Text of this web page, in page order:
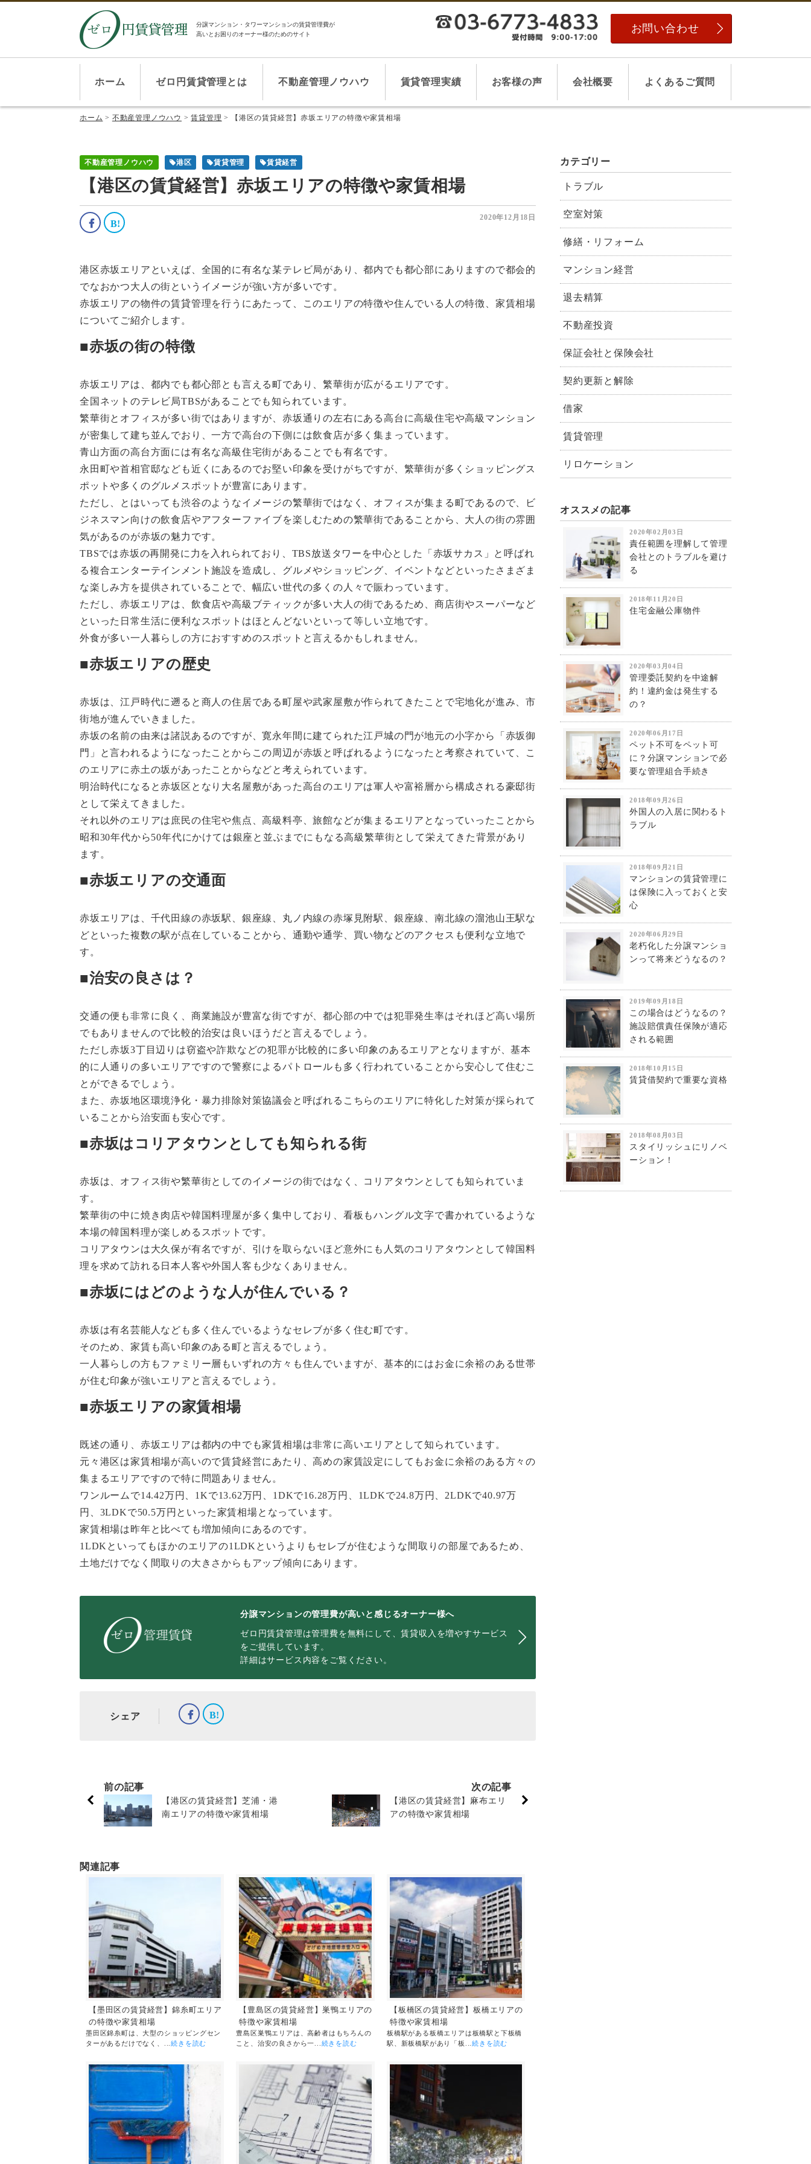
分譲マンション・タワーマンションの賃貸管理費が
高いとお困りのオーナー様のためのサイト
お問い合わせ
ホーム ゼロ円賃貸管理とは 不動産管理ノウハウ 賃貸管理実績 お客様の声 会社概要 よくあるご質問
ホーム > 不動産管理ノウハウ >賃貸管理 > 【港区の賃貸経営】赤坂エリアの特徴や家賃相場
不動産管理ノウハウ 港区 賃貸管理 賃貸経営
【港区の賃貸経営】赤坂エリアの特徴や家賃相場
2020年12月18日
港区赤坂エリアといえば、全国的に有名な某テレビ局があり、都内でも都心部にありますので都会的
でなおかつ大人の街というイメージが強い方が多いです。
赤坂エリアの物件の賃貸管理を行うにあたって、このエリアの特徴や住んでいる人の特徴、家賃相場
についてご紹介します。
■赤坂の街の特徴
赤坂エリアは、都内でも都心部とも言える町であり、繁華街が広がるエリアです。
全国ネットのテレビ局TBSがあることでも知られています。
繁華街とオフィスが多い街ではありますが、赤坂通りの左右にある高台に高級住宅や高級マンション
が密集して建ち並んでおり、一方で高台の下側には飲食店が多く集まっています。
青山方面の高台方面には有名な高級住宅街があることでも有名です。
永田町や首相官邸なども近くにあるのでお堅い印象を受けがちですが、繁華街が多くショッピングス
ポットや多くのグルメスポットが豊富にあります。
ただし、とはいっても渋谷のようなイメージの繁華街ではなく、オフィスが集まる町であるので、ビ
ジネスマン向けの飲食店やアフターファイブを楽しむための繁華街であることから、大人の街の雰囲
気があるのが赤坂の魅力です。
TBSでは赤坂の再開発に力を入れられており、TBS放送タワーを中心とした「赤坂サカス」と呼ばれ
る複合エンターテインメント施設を造成し、グルメやショッピング、イベントなどといったさまざま
な楽しみ方を提供されていることで、幅広い世代の多くの人々で賑わっています。
ただし、赤坂エリアは、飲食店や高級ブティックが多い大人の街であるため、商店街やスーパーなど
といった日常生活に便利なスポットはほとんどないといって等しい立地です。
外食が多い一人暮らしの方におすすめのスポットと言えるかもしれません。
■赤坂エリアの歴史
赤坂は、江戸時代に遡ると商人の住居である町屋や武家屋敷が作られてきたことで宅地化が進み、市
街地が進んでいきました。
赤坂の名前の由来は諸説あるのですが、寛永年間に建てられた江戸城の門が地元の小字から「赤坂御
門」と言われるようになったことからこの周辺が赤坂と呼ばれるようになったと考察されていて、こ
のエリアに赤土の坂があったことからなどと考えられています。
明治時代になると赤坂区となり大名屋敷があった高台のエリアは軍人や富裕層から構成される豪邸街
として栄えてきました。
それ以外のエリアは庶民の住宅や焦点、高級料亭、旅館などが集まるエリアとなっていったことから
昭和30年代から50年代にかけては銀座と並ぶまでにもなる高級繁華街として栄えてきた背景があり
ます。
■赤坂エリアの交通面
赤坂エリアは、千代田線の赤坂駅、銀座線、丸ノ内線の赤塚見附駅、銀座線、南北線の溜池山王駅な
どといった複数の駅が点在していることから、通勤や通学、買い物などのアクセスも便利な立地で
す。
■治安の良さは？
交通の便も非常に良く、商業施設が豊富な街ですが、都心部の中では犯罪発生率はそれほど高い場所
でもありませんので比較的治安は良いほうだと言えるでしょう。
ただし赤坂3丁目辺りは窃盗や詐欺などの犯罪が比較的に多い印象のあるエリアとなりますが、基本
的に人通りの多いエリアですので警察によるパトロールも多く行われていることから安心して住むこ
とができるでしょう。
また、赤坂地区環境浄化・暴力排除対策協議会と呼ばれるこちらのエリアに特化した対策が採られて
いることから治安面も安心です。
■赤坂はコリアタウンとしても知られる街
赤坂は、オフィス街や繁華街としてのイメージの街ではなく、コリアタウンとしても知られていま
す。
繁華街の中に焼き肉店や韓国料理屋が多く集中しており、看板もハングル文字で書かれているような
本場の韓国料理が楽しめるスポットです。
コリアタウンは大久保が有名ですが、引けを取らないほど意外にも人気のコリアタウンとして韓国料
理を求めて訪れる日本人客や外国人客も少なくありません。
■赤坂にはどのような人が住んでいる？
赤坂は有名芸能人なども多く住んでいるようなセレブが多く住む町です。
そのため、家賃も高い印象のある町と言えるでしょう。
一人暮らしの方もファミリー層もいずれの方々も住んでいますが、基本的にはお金に余裕のある世帯
が住む印象が強いエリアと言えるでしょう。
■赤坂エリアの家賃相場
既述の通り、赤坂エリアは都内の中でも家賃相場は非常に高いエリアとして知られています。
元々港区は家賃相場が高いので賃貸経営にあたり、高めの家賃設定にしてもお金に余裕のある方々の
集まるエリアですので特に問題ありません。
ワンルームで14.42万円、1Kで13.62万円、1DKで16.28万円、1LDKで24.8万円、2LDKで40.97万
円、3LDKで50.5万円といった家賃相場となっています。
家賃相場は昨年と比べても増加傾向にあるのです。
1LDKといってもほかのエリアの1LDKというよりもセレブが住むような間取りの部屋であるため、
土地だけでなく間取りの大きさからもアップ傾向にあります。
分譲マンションの管理費が高いと感じるオーナー様へ
ゼロ円賃貸管理は管理費を無料にして、賃貸収入を増やすサービス
をご提供しています。
詳細はサービス内容をご覧ください。
シェア
前の記事
【港区の賃貸経営】芝浦・港
南エリアの特徴や家賃相場
次の記事
【港区の賃貸経営】麻布エリ
アの特徴や家賃相場
関連記事
【墨田区の賃貸経営】錦糸町エリア
の特徴や家賃相場
墨田区錦糸町は、大型のショッピングセン
ターがあるだけでなく、...続きを読む
【豊島区の賃貸経営】巣鴨エリアの
特徴や家賃相場
豊島区巣鴨エリアは、高齢者はもちろんの
こと、治安の良さから一... 続きを読む
【板橋区の賃貸経営】板橋エリアの
特徴や家賃相場
板橋駅がある板橋エリアは板橋駅と下板橋
駅、新板橋駅があり「板...続きを読む
カテゴリー
トラブル
空室対策
修繕・リフォーム
マンション経営
退去精算
不動産投資
保証会社と保険会社
契約更新と解除
借家
賃貸管理
リロケーション
オススメの記事
2020年02月03日
責任範囲を理解して管理
会社とのトラブルを避け
る
2018年11月20日
住宅金融公庫物件
2020年03月04日
管理委託契約を中途解
約！違約金は発生する
の？
2020年06月17日
ペット不可をペット可
に？分譲マンションで必
要な管理組合手続き
2018年09月26日
外国人の入居に関わるト
ラブル
2018年09月21日
マンションの賃貸管理に
は保険に入っておくと安
心
2020年06月29日
老朽化した分譲マンショ
ンって将来どうなるの？
2019年09月18日
この場合はどうなるの？
施設賠償責任保険が適応
される範囲
2018年10月15日
賃貸借契約で重要な資格
2018年08月03日
スタイリッシュにリノベ
ーション！